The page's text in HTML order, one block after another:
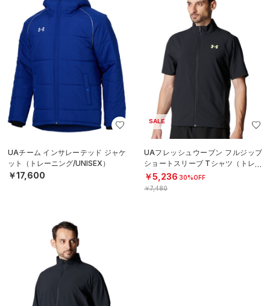
UAチーム インサレーテッド ジャケ
ット（トレーニング/UNISEX）
￥17,600
SALE
UAフレッシュウーブン フルジップ
ショートスリーブ Tシャツ（トレー
ニング/MEN）
￥5,236 30%OFF
￥7,480